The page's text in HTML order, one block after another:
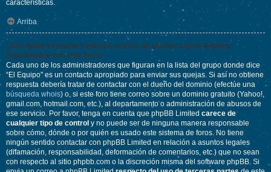
características.
Arriba
¿Con quién se puede contactar acerca de abusos o usos ilegales
relacionados con este foro?
Cada uno de los administradores que figuran en la lista del grupo donde dice
“El Equipo” es un contacto apropiado para enviar sus quejas. Si así no obtiene
respuesta debería tratar de contactar con el dueño del dominio (efectúe una
búsqueda whois) o, si este foro tiene correo sobre un dominio gratuito (Yahoo!,
gmail.com, hotmail.com, etc.), al departamento o administración de abusos de
ese servicio. Por favor, tenga en cuenta que phpBB Limited carece de
cualquier tipo de control y no puede ser de ninguna manera responsable
sobre cómo, dónde o por quién es usado este sistema de foros. No tiene
ningún sentido contactar con phpBB Limited en relación a asuntos legales
(difamación, responsabilidad, deformación de comentarios, etc.) que no sean
con respecto al sitio phpbb.com o la discreción misma del software phpBB. Si